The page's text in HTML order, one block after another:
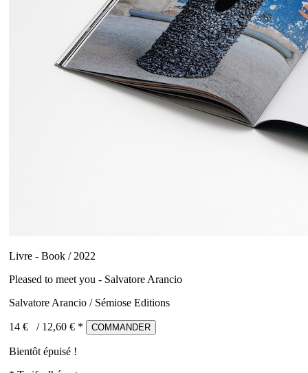
Livre - Book / 2022
Pleased to meet you - Salvatore Arancio
Salvatore Arancio / Sémiose Editions
14 € / 12,60 € * COMMANDER
Bientôt épuisé !